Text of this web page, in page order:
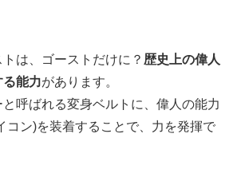
は、ゴーストだけに？ 歴史上の偉人
能力があります。
呼ばれる変身ベルトに、偉人の能力
コン)を装着することで、力を発揮で